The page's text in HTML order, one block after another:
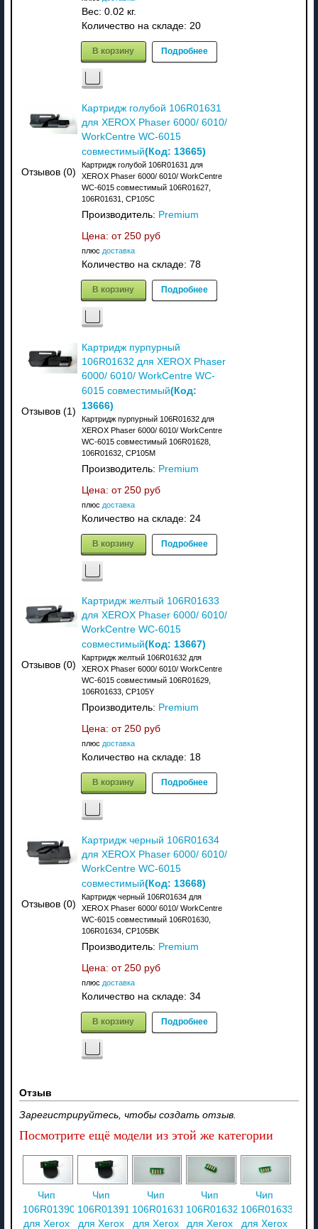
Вес: 0.02 кг.
Количество на складе: 20
В корзину Подробнее
Отзывов (0)
Картридж голубой 106R01631
для XEROX Phaser 6000/ 6010/
WorkCentre WC-6015
совместимый(Код: 13665)
Картридж голубой 106R01631 для
XEROX Phaser 6000/ 6010/ WorkCentre
WC-6015 совместимый 106R01627,
106R01631, CP105C
Производитель: Premium
Цена: от 250 руб
плюс доставка
Количество на складе: 78
В корзину Подробнее
Отзывов (1)
Картридж пурпурный
106R01632 для XEROX Phaser
6000/ 6010/ WorkCentre WC-
6015 совместимый(Код:
13666)
Картридж пурпурный 106R01632 для
XEROX Phaser 6000/ 6010/ WorkCentre
WC-6015 совместимый 106R01628,
106R01632, CP105M
Производитель: Premium
Цена: от 250 руб
плюс доставка
Количество на складе: 24
В корзину Подробнее
Отзывов (0)
Картридж желтый 106R01633
для XEROX Phaser 6000/ 6010/
WorkCentre WC-6015
совместимый(Код: 13667)
Картридж желтый 106R01632 для
XEROX Phaser 6000/ 6010/ WorkCentre
WC-6015 совместимый 106R01629,
106R01633, CP105Y
Производитель: Premium
Цена: от 250 руб
плюс доставка
Количество на складе: 18
В корзину Подробнее
Отзывов (0)
Картридж черный 106R01634
для XEROX Phaser 6000/ 6010/
WorkCentre WC-6015
совместимый(Код: 13668)
Картридж черный 106R01634 для
XEROX Phaser 6000/ 6010/ WorkCentre
WC-6015 совместимый 106R01630,
106R01634, CP105BK
Производитель: Premium
Цена: от 250 руб
плюс доставка
Количество на складе: 34
В корзину Подробнее
Отзыв
Зарегистрируйтесь, чтобы создать отзыв.
Посмотрите ещё модели из этой же категории
Чип
106R01390
для Xerox
Чип
106R01391
для Xerox
Чип
106R01631
для Xerox
Чип
106R01632
для Xerox
Чип
106R01633
для Xerox